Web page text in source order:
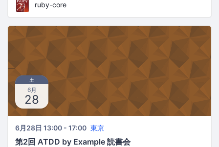
ruby-core
土
6月
28
6月28日 13:00 - 17:00 東京
第2回 ATDD by Example 読書会